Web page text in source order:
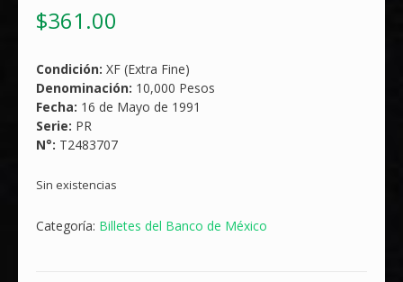
$361.00
Condición: XF (Extra Fine)
Denominación: 10,000 Pesos
Fecha: 16 de Mayo de 1991
Serie: PR
N°: T2483707
Sin existencias
Categoría: Billetes del Banco de México